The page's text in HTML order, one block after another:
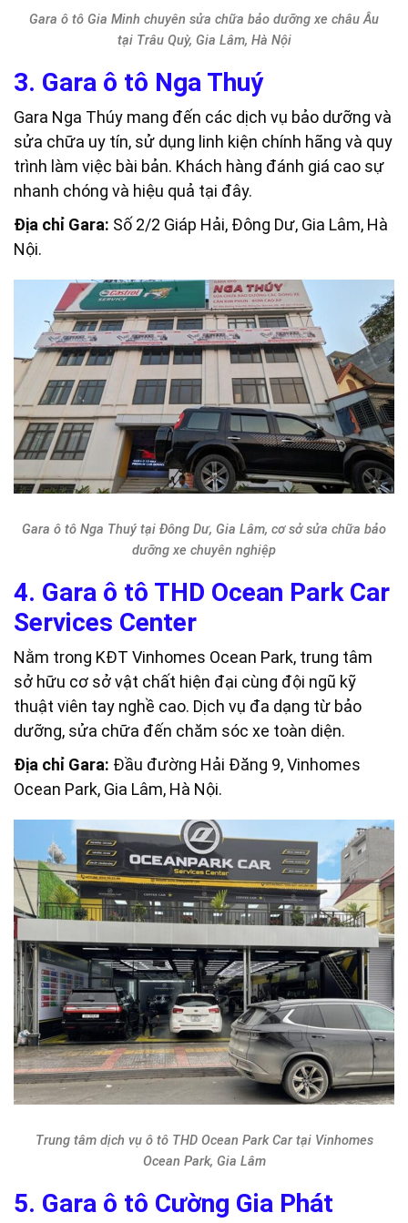
Gara ô tô Gia Minh chuyên sửa chữa bảo dưỡng xe châu Âu
tại Trâu Quỳ, Gia Lâm, Hà Nội
3. Gara ô tô Nga Thuý
Gara Nga Thúy mang đến các dịch vụ bảo dưỡng và
sửa chữa uy tín, sử dụng linh kiện chính hãng và quy
trình làm việc bài bản. Khách hàng đánh giá cao sự
nhanh chóng và hiệu quả tại đây.
Địa chỉ Gara: Số 2/2 Giáp Hải, Đông Dư, Gia Lâm, Hà
Nội.
Gara ô tô Nga Thuý tại Đông Dư, Gia Lâm, cơ sở sửa chữa bảo
dưỡng xe chuyên nghiệp
4. Gara ô tô THD Ocean Park Car
Services Center
Nằm trong KĐT Vinhomes Ocean Park, trung tâm
sở hữu cơ sở vật chất hiện đại cùng đội ngũ kỹ
thuật viên tay nghề cao. Dịch vụ đa dạng từ bảo
dưỡng, sửa chữa đến chăm sóc xe toàn diện.
Địa chỉ Gara: Đầu đường Hải Đăng 9, Vinhomes
Ocean Park, Gia Lâm, Hà Nội.
Trung tâm dịch vụ ô tô THD Ocean Park Car tại Vinhomes
Ocean Park, Gia Lâm
5. Gara ô tô Cường Gia Phát